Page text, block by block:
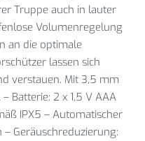
Truppe auch in lauter
Volumenregelung
an die optimale
lassen sich
verstauen. Mit 3,5 mm
Batterie: 2 x 1,5 V AAA
IPX5 – Automatischer
Geräuschreduzierung: